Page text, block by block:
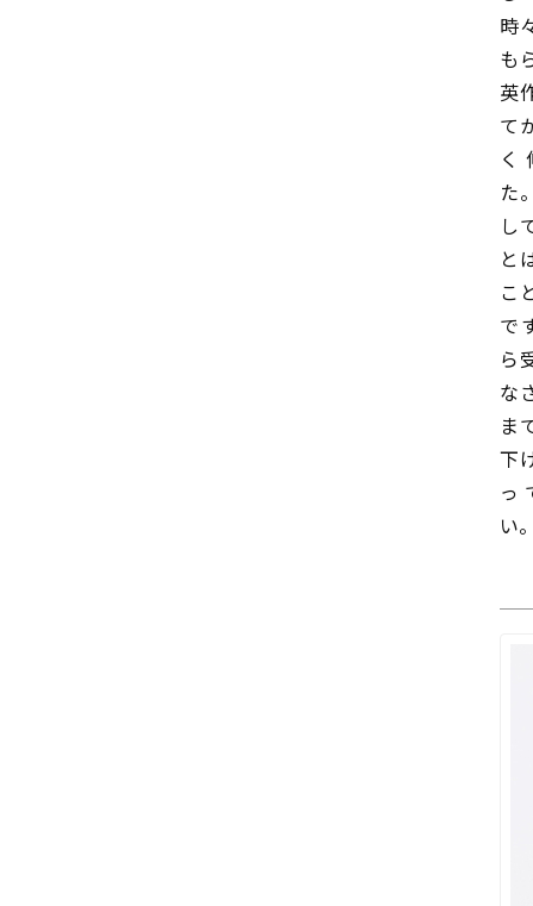
時
も
英
て
く
た
し
と
こ
で
ら
な
ま
下
っ
い